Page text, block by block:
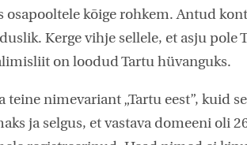
kõige rohkem. Antud
Kerge vihje sellele, et asju pole
on loodud Tartu hüvanguks.
teine nimevariant „Tartu eest”, kuid
ja selgus, et vastava domeeni oli